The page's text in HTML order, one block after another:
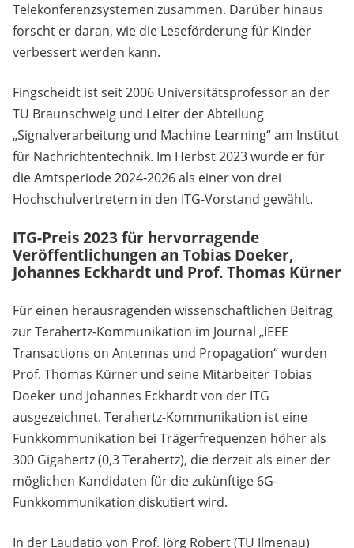
Telekonferenzsystemen zusammen. Darüber hinaus
forscht er daran, wie die Leseförderung für Kinder
verbessert werden kann.
Fingscheidt ist seit 2006 Universitätsprofessor an der
TU Braunschweig und Leiter der Abteilung
„Signalverarbeitung und Machine Learning“ am Institut
für Nachrichtentechnik. Im Herbst 2023 wurde er für
die Amtsperiode 2024-2026 als einer von drei
Hochschulvertretern in den ITG-Vorstand gewählt.
ITG-Preis 2023 für hervorragende
Veröffentlichungen an Tobias Doeker,
Johannes Eckhardt und Prof. Thomas Kürner
Für einen herausragenden wissenschaftlichen Beitrag
zur Terahertz-Kommunikation im Journal „IEEE
Transactions on Antennas und Propagation“ wurden
Prof. Thomas Kürner und seine Mitarbeiter Tobias
Doeker und Johannes Eckhardt von der ITG
ausgezeichnet. Terahertz-Kommunikation ist eine
Funkkommunikation bei Trägerfrequenzen höher als
300 Gigahertz (0,3 Terahertz), die derzeit als einer der
möglichen Kandidaten für die zukünftige 6G-
Funkkommunikation diskutiert wird.
In der Laudatio von Prof. Jörg Robert (TU Ilmenau)